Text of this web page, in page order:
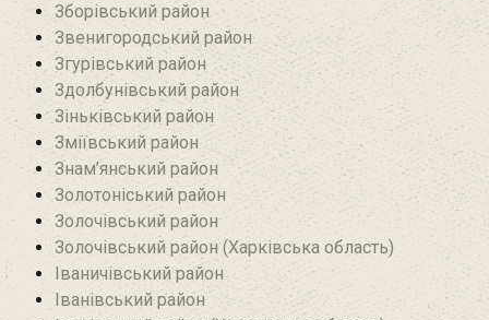
Зборівський район
Звенигородський район
Згурівський район
Здолбунівський район‎
Зіньківський район‎
Зміївський район
Знам’янський район
Золотоніський район
Золочівський район
Золочівський район (Харківська область)
Іваничівський район‎
Іванівський район